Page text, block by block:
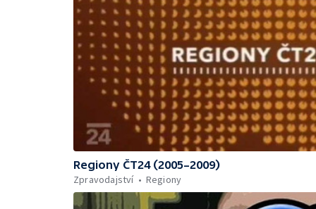
Regiony ČT24 (2005–2009)
Zpravodajství
Regiony